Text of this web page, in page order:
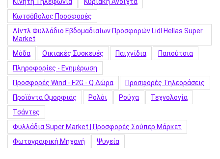
Κινητή Τηλεφωνία
Κυριακή Ανοιχτά
Κωτσόβολος Προσφορές
Λίντλ Φυλλάδιο Εβδομαδιαίων Προσφορών Lidl Hellas Super
Market
Μόδα
Οικιακές Συσκευές Παιχνίδια
Παπούτσια
Πληροφορίες - Ενημέρωση
Προσφορές Wind - F2G - Q Δώρα
Προσφορές Τηλεοράσεις
Προϊόντα Ομορφιάς
Ρολόι Ρούχα
Τεχνολογία
Τσάντες
Φυλλάδια Super Market | Προσφορές Σούπερ Μάρκετ
Φωτογραφική Μηχανή
Ψυγεία